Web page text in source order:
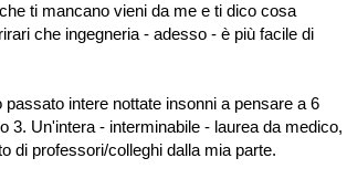
ti mancano vieni da me e ti dico cosa
che ingegneria - adesso - è più facile di
intere nottate insonni a pensare a 6
3. Un'intera - interminabile - laurea da medico,
di professori/colleghi dalla mia parte.